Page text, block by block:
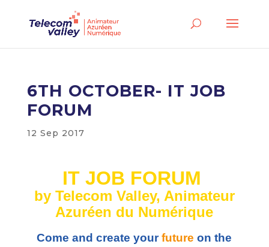
6TH OCTOBER- IT JOB
FORUM
12 Sep 2017
IT JOB FORUM
by Telecom Valley, Animateur
Azuréen du Numérique
Come and create yourfuture on the